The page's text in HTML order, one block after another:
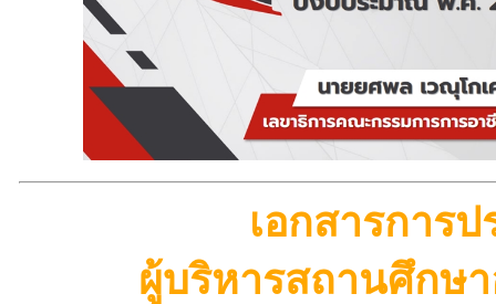
เอกสารการ
ผู้บริหารสถานศึกษ